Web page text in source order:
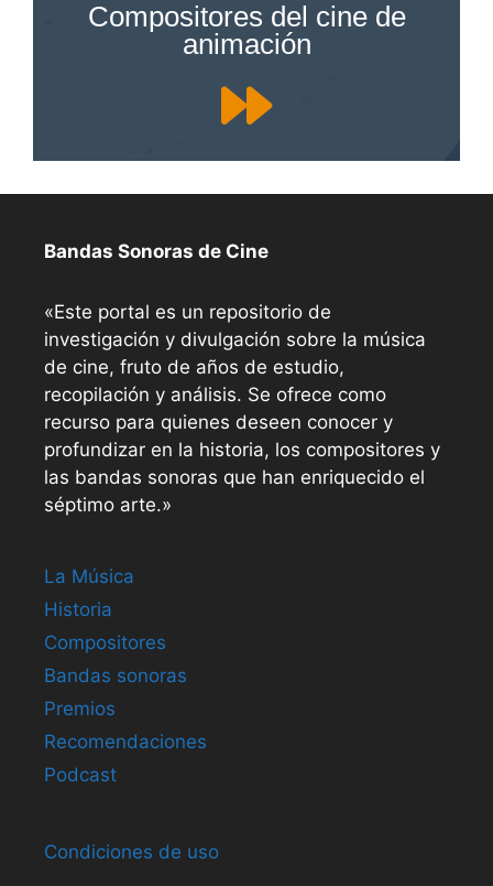
Compositores del cine de
animación
Bandas Sonoras de Cine
«Este portal es un repositorio de
investigación y divulgación sobre la música
de cine, fruto de años de estudio,
recopilación y análisis. Se ofrece como
recurso para quienes deseen conocer y
profundizar en la historia, los compositores y
las bandas sonoras que han enriquecido el
séptimo arte.»
La Música
Historia
Compositores
Bandas sonoras
Premios
Recomendaciones
Podcast
Condiciones de uso